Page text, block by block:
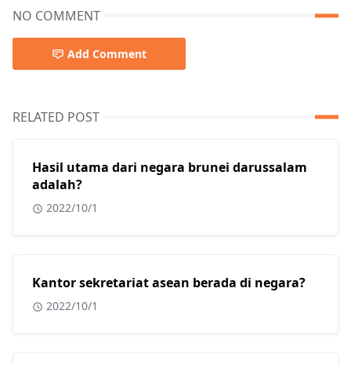
NO COMMENT
Add Comment
RELATED POST
Hasil utama dari negara brunei darussalam
adalah?
2022/10/1
Kantor sekretariat asean berada di negara?
2022/10/1